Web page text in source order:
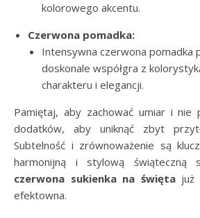
kolorowego akcentu.
Czerwona pomadka:
Intensywna czerwona pomadka
doskonale współgra z
charakteru i elegancji.
Pamiętaj, aby zachować umiar i nie
dodatków, aby uniknąć zbyt
Subtelność i zrównoważenie są
harmonijną i stylową świąteczną
czerwona sukienka na święta już
efektowna.